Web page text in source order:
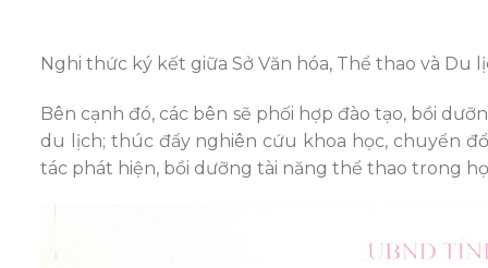
Nghi thức ký kết giữa Sở Văn hóa, Thể thao và Du
Bên cạnh đó, các bên sẽ phối hợp đào tạo, bồi
du lịch; thúc đẩy nghiên cứu khoa học, chuyển
tác phát hiện, bồi dưỡng tài năng thể thao trong